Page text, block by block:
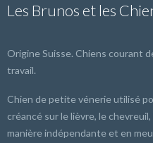
Les Brunos et les
Origine Suisse. Chiens courant
travail.
Chien de petite vénerie utilisé
créancé sur le lièvre, le
manière indépendante et en